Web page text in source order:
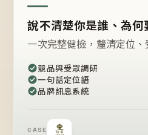
說不清楚你是誰、為何
一次完整健檢，釐清定位、
競品與受眾調研
一句話定位語
品牌訊息系統
CASE